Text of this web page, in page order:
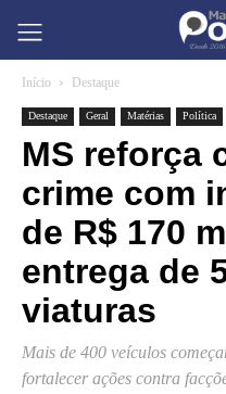
Início Destaque
Destaque Geral Matérias Política
MS reforça
crime com
de R$ 170
entrega de
viaturas
Mais de 400 veículos
fortalecer ações contra